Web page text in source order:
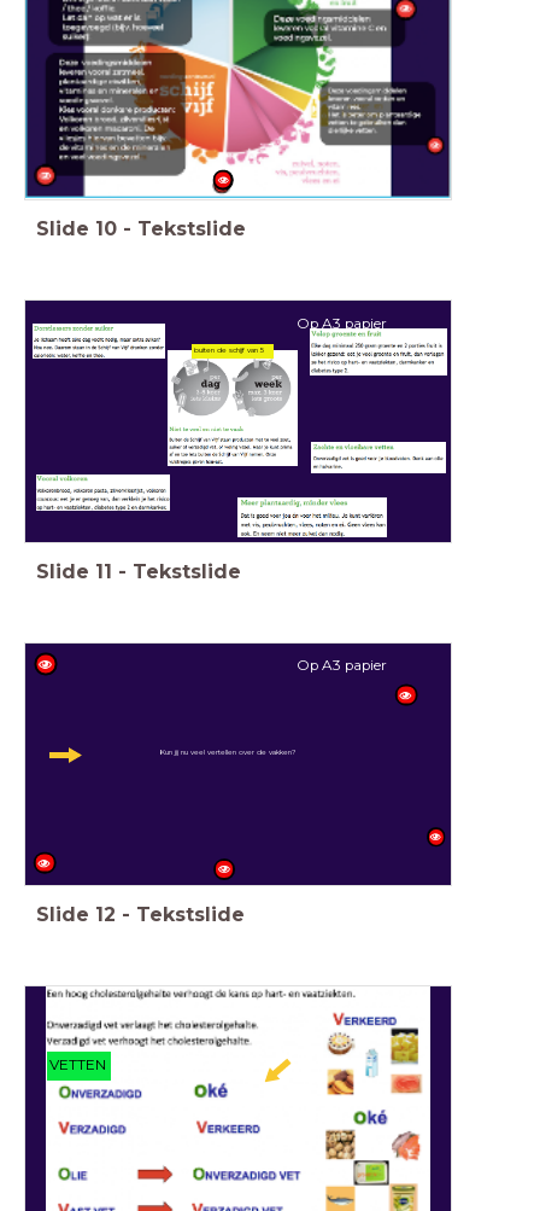
Slide 10 - Tekstslide
Op A3 papier
buiten de schijf van 5
Slide 11 - Tekstslide
Op A3 papier
Kun jij nu veel vertellen over de vakken?
Slide 12 - Tekstslide
VETTEN